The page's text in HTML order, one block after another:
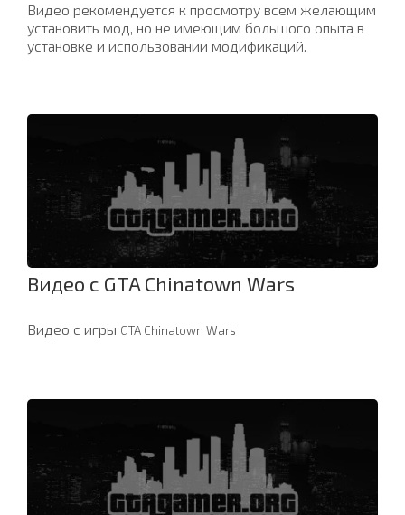
Видео рекомендуется к просмотру всем желающим
установить мод, но не имеющим большого опыта в
установке и использовании модификаций.
Видео с GTA Chinatown Wars
Видео с игры GTA Chinatown Wars